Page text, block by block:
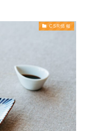
CSR情報